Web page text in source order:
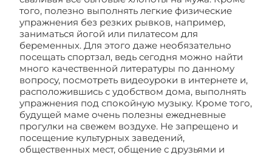
того, полезно выполнять легкие физические
упражнения без резких рывков, например,
заниматься йогой или пилатесом для
беременных. Для этого даже необязательно
посещать спортзал, ведь сегодня можно найти
много качественной литературы по данному
вопросу, посмотреть видеоуроки в интернете и,
расположившись с удобством дома, выполнять
упражнения под спокойную музыку. Кроме того,
будущей маме очень полезны ежедневные
прогулки на свежем воздухе. Не запрещено и
посещение культурных заведений,
общественных мест, общение с друзьями и